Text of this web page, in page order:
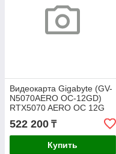
Видеокарта Gigabyte (GV-
N5070AERO OC-12GD)
RTX5070 AERO OC 12G
522 200 ₸
Купить